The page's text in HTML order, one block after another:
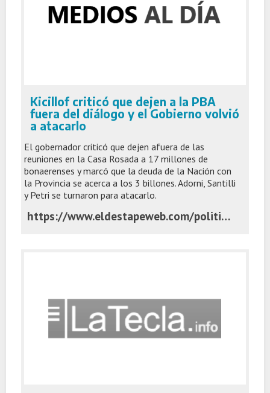
Kicillof criticó que dejen a la PBA
fuera del diálogo y el Gobierno volvió
a atacarlo
El gobernador criticó que dejen afuera de las
reuniones en la Casa Rosada a 17 millones de
bonaerenses y marcó que la deuda de la Nación con
la Provincia se acerca a los 3 billones. Adorni, Santilli
y Petri se turnaron para atacarlo.
https://www.eldestapeweb.com/politica/axel-kicillof/kicillof-critico-que-dejen-a-la-pba-fuera-del-dialogo-y-el-gobierno-volvio-a-atacarlo-20251140513